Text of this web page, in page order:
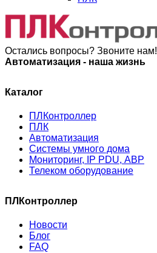
Остались вопросы? Звоните нам!
Автоматизация - наша жизнь
Каталог
ПЛКонтроллер
ПЛК
Автоматизация
Системы умного дома
Мониторинг, IP PDU, АВР
Телеком оборудование
ПЛКонтроллер
Новости
Блог
FAQ